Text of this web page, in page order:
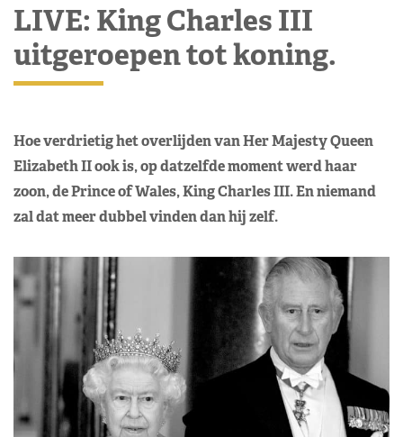
LIVE: King Charles III
uitgeroepen tot koning.
Hoe verdrietig het overlijden van Her Majesty Queen
Elizabeth II ook is, op datzelfde moment werd haar
zoon, de Prince of Wales, King Charles III. En niemand
zal dat meer dubbel vinden dan hij zelf.